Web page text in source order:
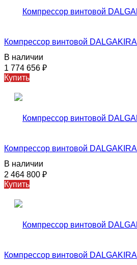
Компрессор винтовой
В наличии
1 774 656 ₽
Купить
Компрессор винтовой
В наличии
2 464 800 ₽
Купить
Компрессор винтовой